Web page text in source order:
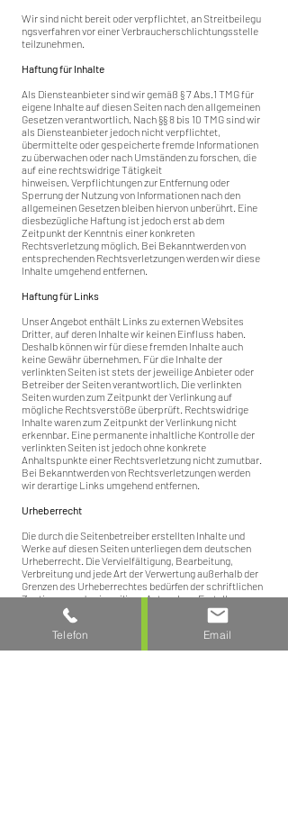
Wir sind nicht bereit oder verpflichtet, an Streitbeilegu
ngsverfahren vor einer Verbraucherschlichtungsstelle
teilzunehmen.
Haftung für Inhalte
Als Diensteanbieter sind wir gemäß § 7 Abs.1 TMG für
eigene Inhalte auf diesen Seiten nach den allgemeinen
Gesetzen verantwortlich. Nach §§ 8 bis 10 TMG sind wir
als Diensteanbieter jedoch nicht verpflichtet,
übermittelte oder gespeicherte fremde Informationen
zu überwachen oder nach Umständen zu forschen, die
auf eine rechtswidrige Tätigkeit
hinweisen. Verpflichtungen zur Entfernung oder
Sperrung der Nutzung von Informationen nach den
allgemeinen Gesetzen bleiben hiervon unberührt. Eine
diesbezügliche Haftung ist jedoch erst ab dem
Zeitpunkt der Kenntnis einer konkreten
Rechtsverletzung möglich. Bei Bekanntwerden von
entsprechenden Rechtsverletzungen werden wir diese
Inhalte umgehend entfernen.
Haftung für Links
Unser Angebot enthält Links zu externen Websites
Dritter, auf deren Inhalte wir keinen Einfluss haben.
Deshalb können wir für diese fremden Inhalte auch
keine Gewähr übernehmen. Für die Inhalte der
verlinkten Seiten ist stets der jeweilige Anbieter oder
Betreiber der Seiten verantwortlich. Die verlinkten
Seiten wurden zum Zeitpunkt der Verlinkung auf
mögliche Rechtsverstöße überprüft. Rechtswidrige
Inhalte waren zum Zeitpunkt der Verlinkung nicht
erkennbar. Eine permanente inhaltliche Kontrolle der
verlinkten Seiten ist jedoch ohne konkrete
Anhaltspunkte einer Rechtsverletzung nicht zumutbar.
Bei Bekanntwerden von Rechtsverletzungen werden
wir derartige Links umgehend entfernen.
Urheberrecht
Die durch die Seitenbetreiber erstellten Inhalte und
Werke auf diesen Seiten unterliegen dem deutschen
Urheberrecht. Die Vervielfältigung, Bearbeitung,
Verbreitung und jede Art der Verwertung außerhalb der
Grenzen des Urheberrechtes bedürfen der schriftlichen
Zustimmung des jeweiligen Autors bzw. Erstellers.
Downloads und Kopien dieser Seite sind nur für den
privaten, nicht kommerziellen Gebrauch gestattet.
Soweit die Inhalte auf dieser Seite nicht vom Betreiber
erstellt wurden, werden die Urheberrechte Dritter
Telefon Email